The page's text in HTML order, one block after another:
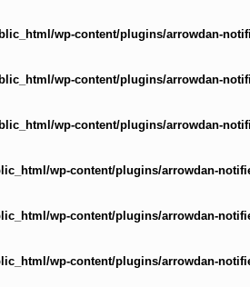
wp-content/plugins/arrowdan-
wp-content/plugins/arrowdan-
wp-content/plugins/arrowdan-
wp-content/plugins/arrowdan-
wp-content/plugins/arrowdan-
wp-content/plugins/arrowdan-